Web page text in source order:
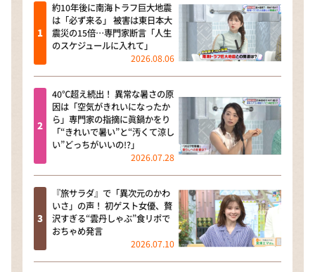
約10年後に南海トラフ巨大地震
は「必ず来る」 被害は東日本大
震災の15倍…専門家断言「人生
のスケジュールに入れて」
2026.08.06
40℃超え続出！ 異常な暑さの原
因は「空気がきれいになったか
ら」専門家の指摘に眞鍋かをり
「“きれいで暑い”と“汚くて涼し
い”どっちがいいの!?」
2026.07.28
『旅サラダ』で「異次元のかわ
いさ」の声！ 初ゲスト女優、贅
沢すぎる“雲丹しゃぶ”食リポで
おちゃめ発言
2026.07.10